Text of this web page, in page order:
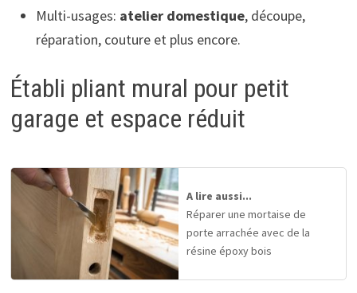
Multi-usages: atelier domestique, découpe,
réparation, couture et plus encore.
Établi pliant mural pour petit
garage et espace réduit
A lire aussi...
Réparer une mortaise de
porte arrachée avec de la
résine époxy bois